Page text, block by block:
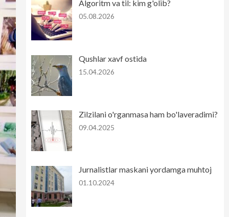
Algoritm va til: kim g'olib?
05.08.2026
Qushlar xavf ostida
15.04.2026
Zilzilani o'rganmasa ham bo'laveradimi?
09.04.2025
Jurnalistlar maskani yordamga muhtoj
01.10.2024